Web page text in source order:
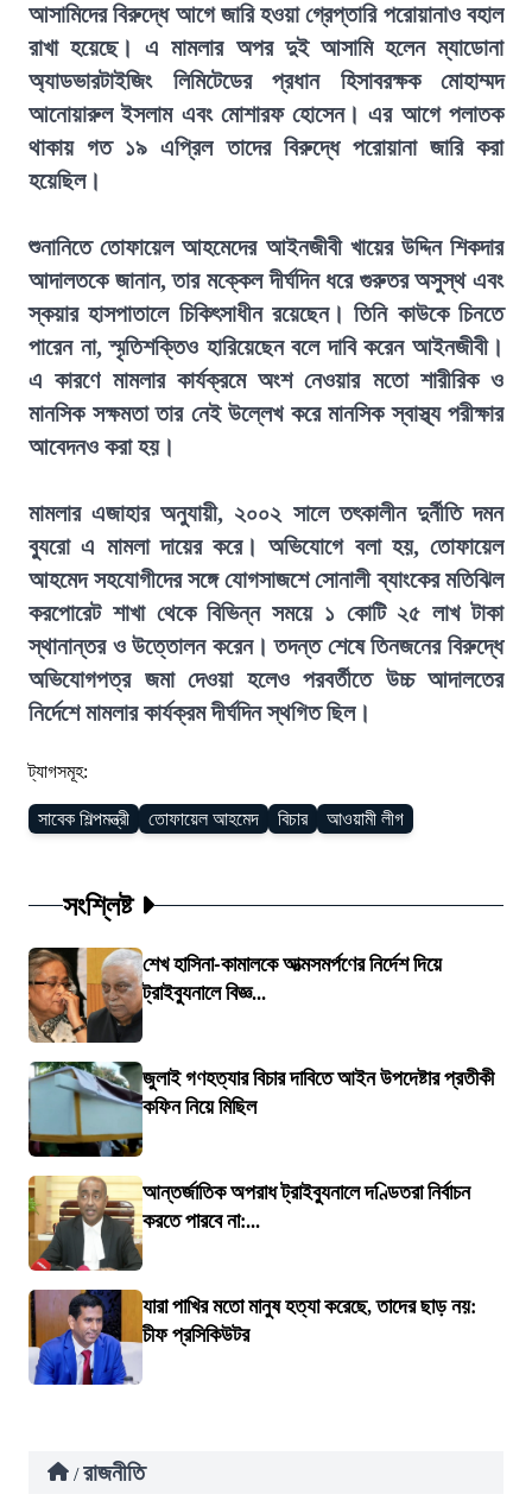
আসামিদের বিরুদ্ধে আগে জারি হওয়া গ্রেপ্তারি পরোয়ানাও বহাল
রাখা হয়েছে। এ মামলার অপর দুই আসামি হলেন ম্যাডোনা
অ্যাডভারটাইজিং লিমিটেডের প্রধান হিসাবরক্ষক মোহাম্মদ
আনোয়ারুল ইসলাম এবং মোশারফ হোসেন। এর আগে পলাতক
থাকায় গত ১৯ এপ্রিল তাদের বিরুদ্ধে পরোয়ানা জারি করা
হয়েছিল।
শুনানিতে তোফায়েল আহমেদের আইনজীবী খায়ের উদ্দিন শিকদার
আদালতকে জানান, তার মক্কেল দীর্ঘদিন ধরে গুরুতর অসুস্থ এবং
স্কয়ার হাসপাতালে চিকিৎসাধীন রয়েছেন। তিনি কাউকে চিনতে
পারেন না, স্মৃতিশক্তিও হারিয়েছেন বলে দাবি করেন আইনজীবী।
এ কারণে মামলার কার্যক্রমে অংশ নেওয়ার মতো শারীরিক ও
মানসিক সক্ষমতা তার নেই উল্লেখ করে মানসিক স্বাস্থ্য পরীক্ষার
আবেদনও করা হয়।
মামলার এজাহার অনুযায়ী, ২০০২ সালে তৎকালীন দুর্নীতি দমন
ব্যুরো এ মামলা দায়ের করে। অভিযোগে বলা হয়, তোফায়েল
আহমেদ সহযোগীদের সঙ্গে যোগসাজশে সোনালী ব্যাংকের মতিঝিল
করপোরেট শাখা থেকে বিভিন্ন সময়ে ১ কোটি ২৫ লাখ টাকা
স্থানান্তর ও উত্তোলন করেন। তদন্ত শেষে তিনজনের বিরুদ্ধে
অভিযোগপত্র জমা দেওয়া হলেও পরবর্তীতে উচ্চ আদালতের
নির্দেশে মামলার কার্যক্রম দীর্ঘদিন স্থগিত ছিল।
ট্যাগসমূহ:
সাবেক শিল্পমন্ত্রী তোফায়েল আহমেদ বিচার আওয়ামী লীগ
সংশ্লিষ্ট
শেখ হাসিনা-কামালকে আত্মসমর্পণের নির্দেশ দিয়ে
ট্রাইব্যুনালে বিজ্ঞ...
জুলাই গণহত্যার বিচার দাবিতে আইন উপদেষ্টার প্রতীকী
কফিন নিয়ে মিছিল
আন্তর্জাতিক অপরাধ ট্রাইব্যুনালে দণ্ডিতরা নির্বাচন
করতে পারবে না:...
যারা পাখির মতো মানুষ হত্যা করেছে, তাদের ছাড় নয়:
চীফ প্রসিকিউটর
/ রাজনীতি